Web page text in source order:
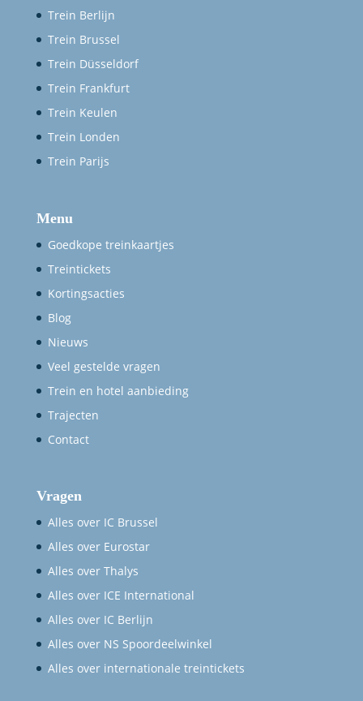
Trein Berlijn
Trein Brussel
Trein Düsseldorf
Trein Frankfurt
Trein Keulen
Trein Londen
Trein Parijs
Menu
Goedkope treinkaartjes
Treintickets
Kortingsacties
Blog
Nieuws
Veel gestelde vragen
Trein en hotel aanbieding
Trajecten
Contact
Vragen
Alles over IC Brussel
Alles over Eurostar
Alles over Thalys
Alles over ICE International
Alles over IC Berlijn
Alles over NS Spoordeelwinkel
Alles over internationale treintickets